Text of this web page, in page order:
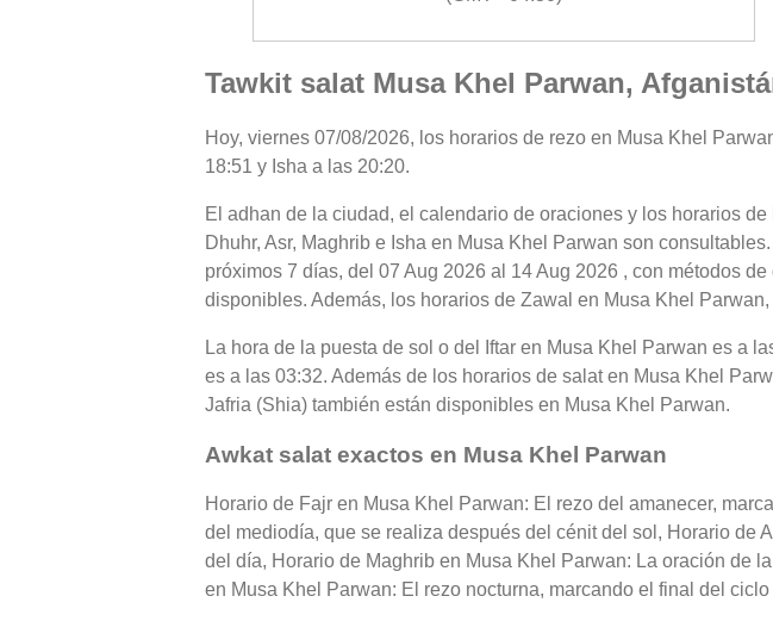
Tawkit salat Musa Khel Parwan,
Hoy, viernes 07/08/2026, los horarios de rezo en Musa Khel
18:51 y Isha a las 20:20.
El adhan de la ciudad, el calendario de oraciones y los horarios
Dhuhr, Asr, Maghrib e Isha en Musa Khel Parwan son
próximos 7 días, del 07 Aug 2026 al 14 Aug 2026 , con métodos
disponibles. Además, los horarios de Zawal en Musa Khel
La hora de la puesta de sol o del Iftar en Musa Khel Parwan es a
es a las 03:32. Además de los horarios de salat en Musa Khel
Jafria (Shia) también están disponibles en Musa Khel Parwan.
Awkat salat exactos en Musa Khel Parwan
Horario de Fajr en Musa Khel Parwan: El rezo del amanecer,
del mediodía, que se realiza después del cénit del sol, Horario de
del día, Horario de Maghrib en Musa Khel Parwan: La oración de
en Musa Khel Parwan: El rezo nocturna, marcando el final del